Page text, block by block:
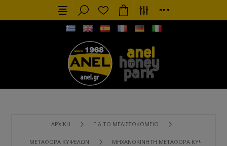
ΑΡΧΙΚΉ ΓΙΑ ΤΟ ΜΕΛΙΣΣΟΚΟΜΕΊΟ
ΜΕΤΑΦΟΡΆ ΚΥΨΕΛΏΝ ΜΗΧΑΝΟΚΊΝΗΤΗ ΜΕΤΑΦΟΡΆ ΚΥΨΕΛΏΝ